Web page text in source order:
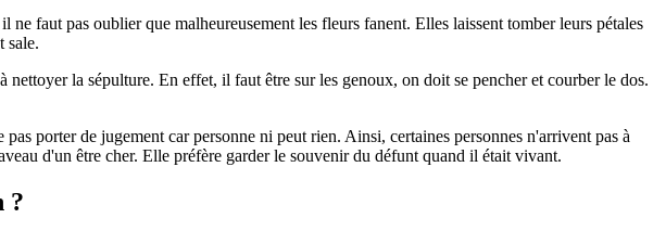
faut pas oublier que malheureusement les fleurs fanent. Elles laissent tomber leurs pétales
sale.
la sépulture. En effet, il faut être sur les genoux, on doit se pencher et courber le dos.
porter de jugement car personne ni peut rien. Ainsi, certaines personnes n'arrivent pas à
d'un être cher. Elle préfère garder le souvenir du défunt quand il était vivant.
?